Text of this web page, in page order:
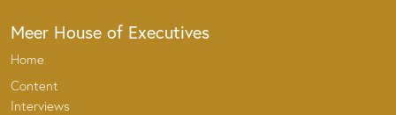
Meer House of Executives
Home
Content
Interviews